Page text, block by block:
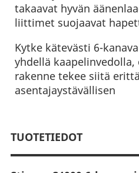
takaavat hyvän
liittimet suojaavat
Kytke kätevästi 6-
yhdellä
rakenne tekee siitä
asentajaystävällisen
TUOTETIEDOT